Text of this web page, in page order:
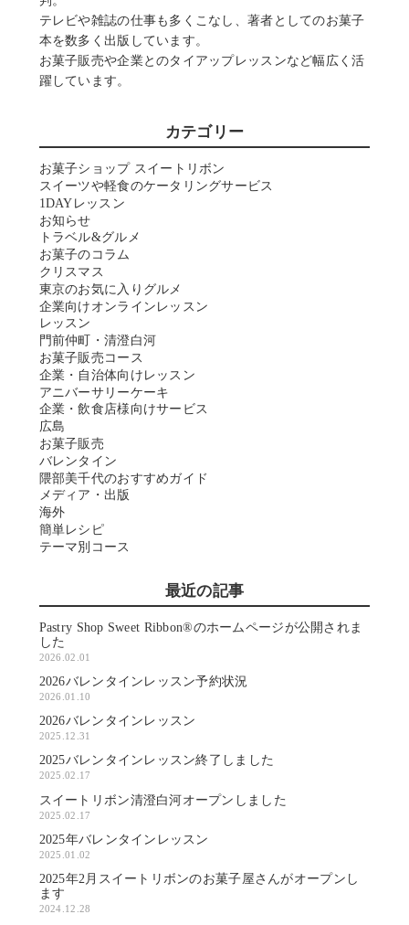
テレビや雑誌の仕事も多くこなし、著者としてのお菓子
本を数多く出版しています。
お菓子販売や企業とのタイアップレッスンなど幅広く活
躍しています。
カテゴリー
お菓子ショップ スイートリボン
スイーツや軽食のケータリングサービス
1DAYレッスン
お知らせ
トラベル&グルメ
お菓子のコラム
クリスマス
東京のお気に入りグルメ
企業向けオンラインレッスン
レッスン
門前仲町・清澄白河
お菓子販売コース
企業・自治体向けレッスン
アニバーサリーケーキ
企業・飲食店様向けサービス
広島
お菓子販売
バレンタイン
隈部美千代のおすすめガイド
メディア・出版
海外
簡単レシピ
テーマ別コース
最近の記事
Pastry Shop Sweet Ribbon®のホームページが公開されま
した
2026.02.01
2026バレンタインレッスン予約状況
2026.01.10
2026バレンタインレッスン
2025.12.31
2025バレンタインレッスン終了しました
2025.02.17
スイートリボン清澄白河オープンしました
2025.02.17
2025年バレンタインレッスン
2025.01.02
2025年2月スイートリボンのお菓子屋さんがオープンし
ます
2024.12.28